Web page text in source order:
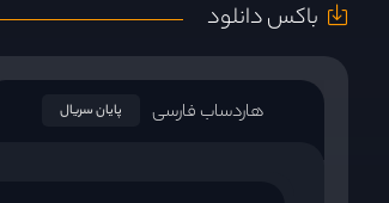
باکس دانلود
هاردساب فارسی پایان سریال